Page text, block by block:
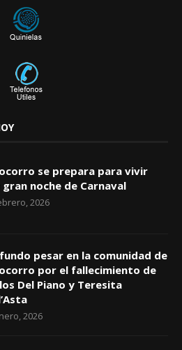
se prepara para vivir
gran noche de Carnaval
2026
pesar en la comunidad de
por el fallecimiento de
Del Piano y Teresita
2026